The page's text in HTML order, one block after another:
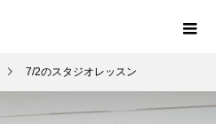
7/2のスタジオレッスン